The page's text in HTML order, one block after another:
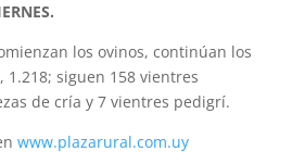
los ovinos, continúan los
siguen 158 vientres
de cría y 7 vientres pedigrí.
www.plazarural.com.uy